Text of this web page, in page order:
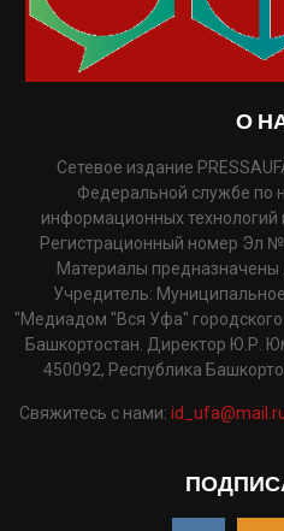
О
Сетевое издание
Федеральной службе по
информационных технологий
Регистрационный номер Эл №
Материалы предназначены
Учредитель:
"Медиадом "Вся Уфа"
Башкортостан. Директор Ю.Р.
450092, Республика
Свяжитесь с нами: